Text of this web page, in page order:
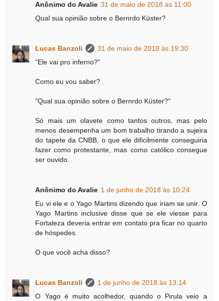
Anônimo do Avalie 31 de maio de 2018 às 11:00
Qual sua opinião sobre o Bernrdo Küster?
Lucas Banzoli
31 de maio de 2018 às 19:30
"Ele vai pro inferno?"
Como eu vou saber?
"Qual sua opinião sobre o Bernrdo Küster?"
Só mais um olavete como tantos outros, mas pelo
menos desempenha um bom trabalho tirando a sujeira
do tapete da CNBB, o que ele dificilmente conseguiria
fazer como protestante, mas como católico consegue
ser ouvido.
Anônimo do Avalie 1 de junho de 2018 às 10:24
Eu vi ele e o Yago Martins dizendo que iriam se unir. O
Yago Martins inclusive disse que se ele viesse para
Fortaleza deveria entrar em contato pra ficar no quarto
de hóspedes.
O que você acha disso?
Lucas Banzoli
1 de junho de 2018 às 13:14
O Yago é muito acolhedor, quando o Pirula veio a